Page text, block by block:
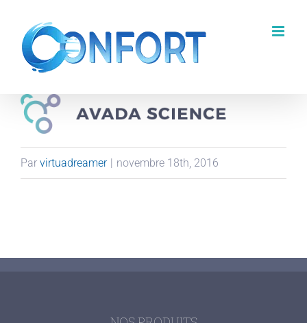
contenu
Par virtuadreamer novembre 18th, 2016